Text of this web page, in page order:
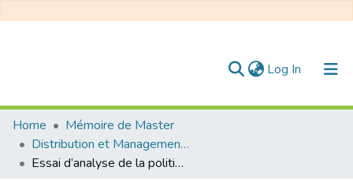
Log In (current)
Communities & Collections
All of DSpace
Home
Mémoire de Master
Distribution et Management de la Chaîne Logistique
Essai d’analyse de la politique de distribution et son impact sur la performance commerciale étude de cas : ERIAD-Setif